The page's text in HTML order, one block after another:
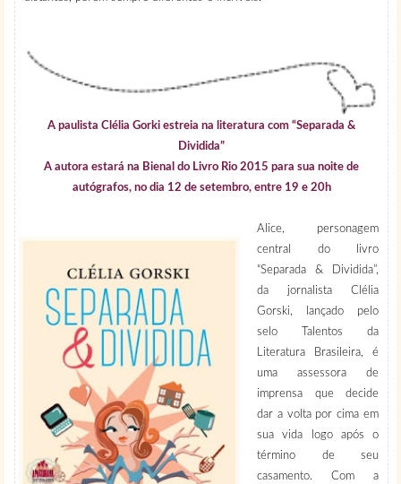
A paulista Clélia Gorki estreia na literatura com “Separada &
Dividida”
A autora estará na Bienal do Livro Rio 2015 para sua noite de
autógrafos, no dia 12 de setembro, entre 19 e 20h
Alice, personagem
central do livro
“Separada & Dividida”,
da jornalista Clélia
Gorski, lançado pelo
selo Talentos da
Literatura Brasileira, é
uma assessora de
imprensa que decide
dar a volta por cima em
sua vida logo após o
término de seu
casamento. Com a